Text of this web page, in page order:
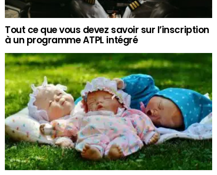
Tout ce que vous devez savoir sur l’inscription
à un programme ATPL intégré